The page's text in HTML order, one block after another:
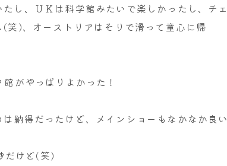
し、ＵＫは科学館みたいで楽しかったし、チェ
笑)、オーストリアはそりで滑って童心に帰
がやっぱりよかった！
納得だったけど、メインショーもなかなか良い
だけど(笑)